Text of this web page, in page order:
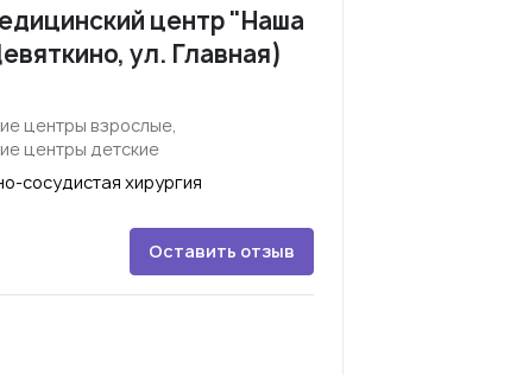
центр "Наша
ул. Главная)
центры взрослые,
центры детские
сосудистая хирургия
Оставить отзыв